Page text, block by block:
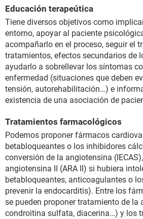
Educación terapeútica
Tiene diversos objetivos como
entorno, apoyar al paciente
acompañarlo en el proceso, seguir el
tratamientos, efectos secundarios de
ayudarlo a sobrellevar los síntomas
enfermedad (situaciones que deben
tensión, autorehabilitación…) e
existencia de una asociación de
Tratamientos farmacológicos
Podemos proponer fármacos
betabloqueantes o los inhibidores
conversión de la angiotensina
angiotensina II (ARA II) si hubiera
betabloqueantes, anticoagulantes o
prevenir la endocarditis). Entre los
se pueden proponer tratamiento de la
condroitina sulfata, diacerina…) y los